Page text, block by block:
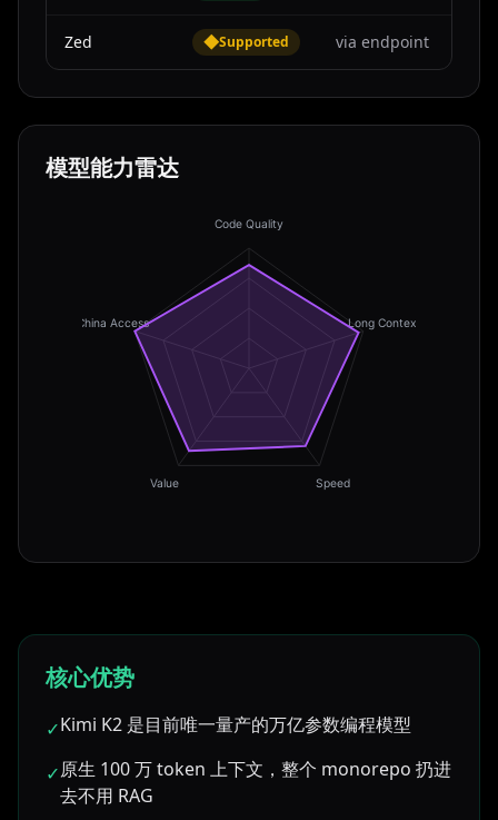
Zed ◆Supported via endpoint
模型能力雷达
Code Quality
Long Context
Speed
Value
China Access
核心优势
✓Kimi K2 是目前唯一量产的万亿参数编程模型
✓原生 100 万 token 上下文，整个 monorepo 扔进
去不用 RAG